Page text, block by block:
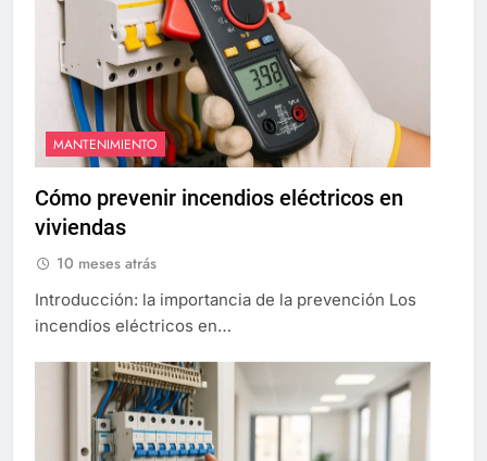
MANTENIMIENTO
Cómo prevenir incendios eléctricos en
viviendas
10 meses atrás
Introducción: la importancia de la prevención Los
incendios eléctricos en…